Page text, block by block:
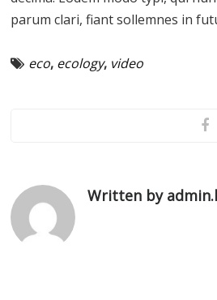
parum clari, fiant sollemnes in
eco, ecology, video
Written by